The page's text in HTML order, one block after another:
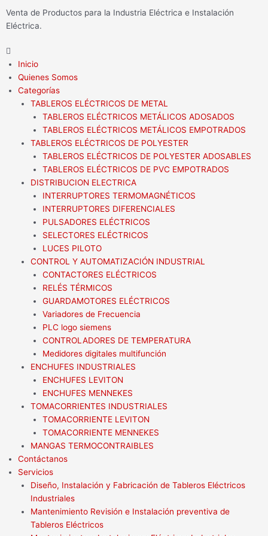
Venta de Productos para la Industria Eléctrica e Instalación
Eléctrica.
Flyout
MenuInicio
Quienes Somos
Categorías
TABLEROS ELÉCTRICOS DE METAL
TABLEROS ELÉCTRICOS METÁLICOS ADOSADOS
TABLEROS ELÉCTRICOS METÁLICOS EMPOTRADOS
TABLEROS ELÉCTRICOS DE POLYESTER
TABLEROS ELÉCTRICOS DE POLYESTER ADOSABLES
TABLEROS ELÉCTRICOS DE PVC EMPOTRADOS
DISTRIBUCION ELECTRICA
INTERRUPTORES TERMOMAGNÉTICOS
INTERRUPTORES DIFERENCIALES
PULSADORES ELÉCTRICOS
SELECTORES ELÉCTRICOS
LUCES PILOTO
CONTROL Y AUTOMATIZACIÓN INDUSTRIAL
CONTACTORES ELÉCTRICOS
RELÉS TÉRMICOS
GUARDAMOTORES ELÉCTRICOS
Variadores de Frecuencia
PLC logo siemens
CONTROLADORES DE TEMPERATURA
Medidores digitales multifunción
ENCHUFES INDUSTRIALES
ENCHUFES LEVITON
ENCHUFES MENNEKES
TOMACORRIENTES INDUSTRIALES
TOMACORRIENTE LEVITON
TOMACORRIENTE MENNEKES
MANGAS TERMOCONTRAIBLES
Contáctanos
Servicios
Diseño, Instalación y Fabricación de Tableros Eléctricos
Industriales
Mantenimiento Revisión e Instalación preventiva de
Tableros Eléctricos